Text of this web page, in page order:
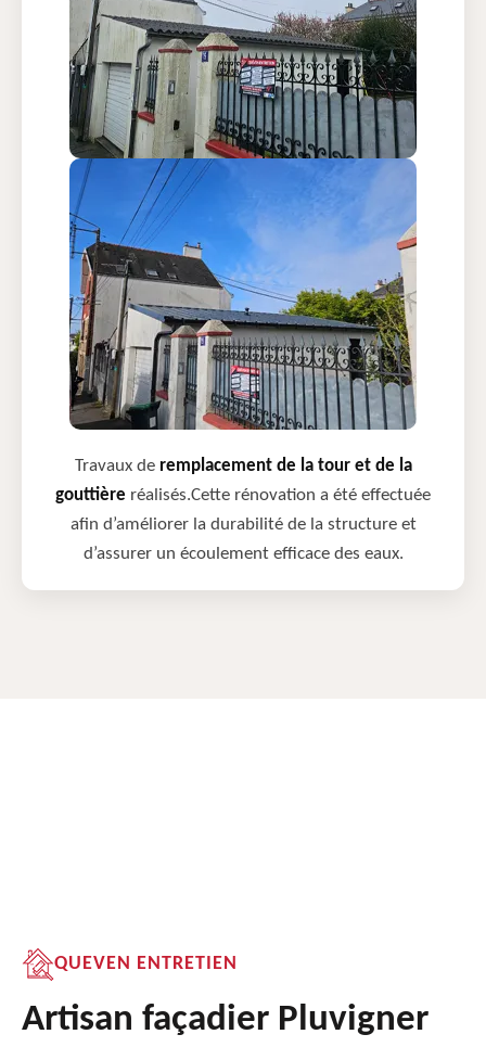
Travaux de remplacement de la tour et de la
gouttière réalisés.Cette rénovation a été effectuée
afin d’améliorer la durabilité de la structure et
d’assurer un écoulement efficace des eaux.
QUEVEN ENTRETIEN
Artisan façadier Pluvigner